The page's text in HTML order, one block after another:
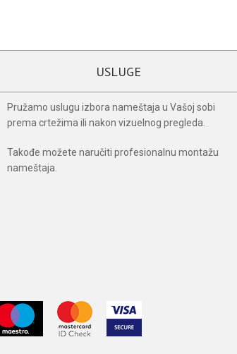
USLUGE
Pružamo uslugu izbora nameštaja u Vašoj sobi
prema crtežima ili nakon vizuelnog pregleda.
Takođe možete naručiti profesionalnu montažu
nameštaja.